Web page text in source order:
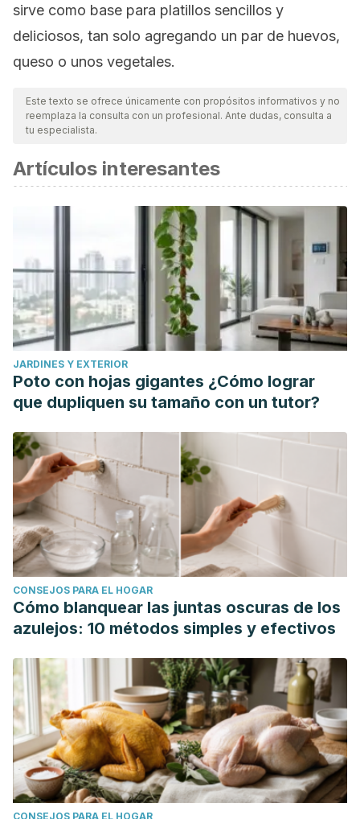
sirve como base para platillos sencillos y
deliciosos, tan solo agregando un par de huevos,
queso o unos vegetales.
Este texto se ofrece únicamente con propósitos informativos y no
reemplaza la consulta con un profesional. Ante dudas, consulta a
tu especialista.
Artículos interesantes
JARDINES Y EXTERIOR
Poto con hojas gigantes ¿Cómo lograr
que dupliquen su tamaño con un tutor?
CONSEJOS PARA EL HOGAR
Cómo blanquear las juntas oscuras de los
azulejos: 10 métodos simples y efectivos
CONSEJOS PARA EL HOGAR